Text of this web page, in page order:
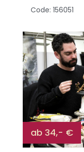
Code: 156051
ab 34,- €